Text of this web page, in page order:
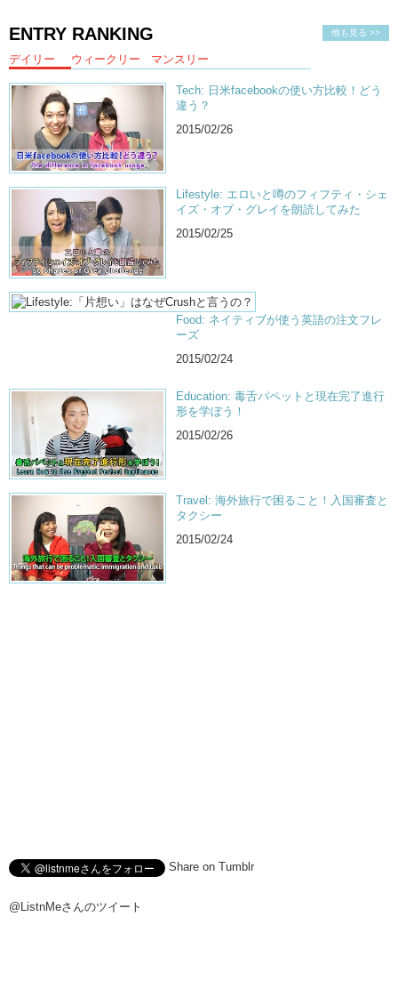
他も見る >>
ENTRY RANKING
デイリー ウィークリー マンスリー
Tech: 日米facebookの使い方比較！どう
違う？
2015/02/26
Lifestyle: エロいと噂のフィフティ・シェ
イズ・オブ・グレイを朗読してみた
2015/02/25
Food: ネイティブが使う英語の注文フレ
ーズ
2015/02/24
Education: 毒舌パペットと現在完了進行
形を学ぼう！
2015/02/26
Travel: 海外旅行で困ること！入国審査と
タクシー
2015/02/24
Share on Tumblr
@ListnMeさんのツイート